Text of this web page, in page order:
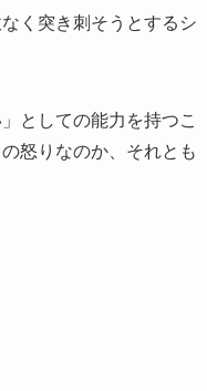
く突き刺そうとするシ
としての能力を持つこ
怒りなのか、それとも